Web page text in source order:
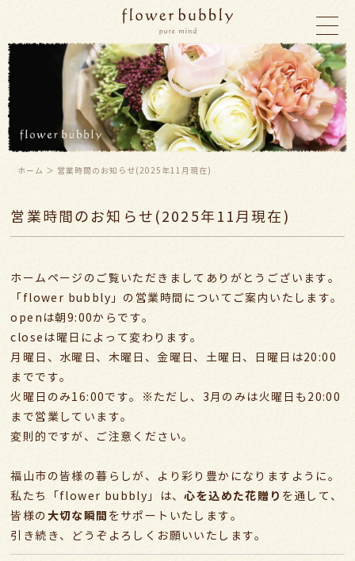
ホーム ＞ 営業時間のお知らせ(2025年11月現在)
営業時間のお知らせ(2025年11月現在)
ホームページのご覧いただきましてありがとうございます。
「flower bubbly」の営業時間についてご案内いたします。
openは朝9:00からです。
closeは曜日によって変わります。
月曜日、水曜日、木曜日、金曜日、土曜日、日曜日は20:00
までです。
火曜日のみ16:00です。※ただし、3月のみは火曜日も20:00
まで営業しています。
変則的ですが、ご注意ください。
福山市の皆様の暮らしが、より彩り豊かになりますように。
私たち「flower bubbly」は、心を込めた花贈り を通して、
皆様の大切な瞬間 をサポートいたします。
引き続き、どうぞよろしくお願いいたします。